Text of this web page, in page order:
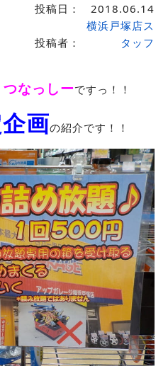
投稿日： 2018.06.14
投稿者：
横浜戸塚店ス
タッフ
つなっしーですっ！！
画の紹介です！！